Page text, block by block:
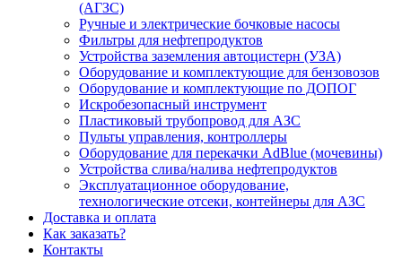
(АГЗС)
Ручные и электрические бочковые насосы
Фильтры для нефтепродуктов
Устройства заземления автоцистерн (УЗА)
Оборудование и комплектующие для бензовозов
Оборудование и комплектующие по ДОПОГ
Искробезопасный инструмент
Пластиковый трубопровод для АЗС
Пульты управления, контроллеры
Оборудование для перекачки AdBlue (мочевины)
Устройства слива/налива нефтепродуктов
Эксплуатационное оборудование,
технологические отсеки, контейнеры для АЗС
Доставка и оплата
Как заказать?
Контакты